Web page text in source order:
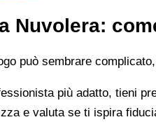
Nuvolera:
può sembrare
più adatto, tieni
e valuta se ti ispira